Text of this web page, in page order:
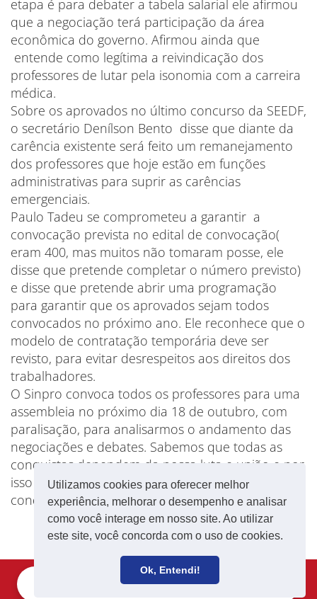
Utilizamos cookies para oferecer melhor
experiência, melhorar o desempenho e analisar
como você interage em nosso site. Ao utilizar
este site, você concorda com o uso de cookies.
Ok, Entendi!
etapa é para debater a tabela salarial ele afirmou
que a negociação terá participação da área
econômica do governo. Afirmou ainda que
entende como legítima a reivindicação dos
professores de lutar pela isonomia com a carreira
médica.
Sobre os aprovados no último concurso da SEEDF,
o secretário Denílson Bento disse que diante da
carência existente será feito um remanejamento
dos professores que hoje estão em funções
administrativas para suprir as carências
emergenciais.
Paulo Tadeu se comprometeu a garantir a
convocação prevista no edital de convocação(
eram 400, mas muitos não tomaram posse, ele
disse que pretende completar o número previsto)
e disse que pretende abrir uma programação
para garantir que os aprovados sejam todos
convocados no próximo ano. Ele reconhece que o
modelo de contratação temporária deve ser
revisto, para evitar desrespeitos aos direitos dos
trabalhadores.
O Sinpro convoca todos os professores para uma
assembleia no próximo dia 18 de outubro, com
paralisação, para analisarmos o andamento das
negociações e debates. Sabemos que todas as
conquistas dependem da nossa luta e união e por
isso vamos intensificar a mobilização para garantir
conquistas.
Receba notícias